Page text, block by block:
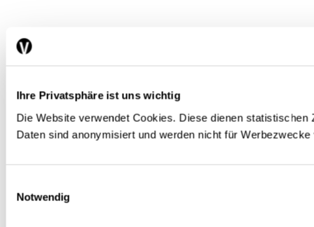
Ihre Privatsphäre ist uns wichtig
Die Website verwendet Cookies. Diese dienen
Daten sind anonymisiert und werden nicht für Werbezwecke
Notwendig